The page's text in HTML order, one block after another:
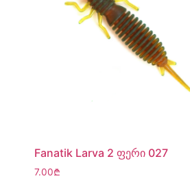
Fanatik Larva 2 ფერი 027
7.00₾